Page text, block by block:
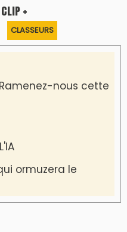
+
CLASSEURS
Ramenez-nous cette
ormuzera le